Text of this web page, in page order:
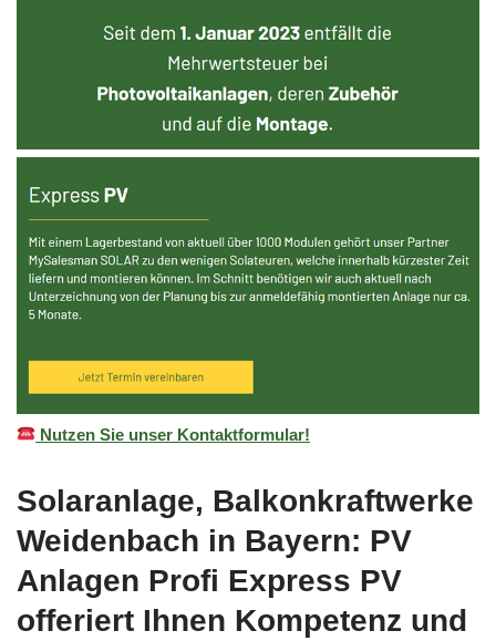
Nutzen Sie unser Kontaktformular!
Solaranlage, Balkonkraftwerke
Weidenbach in Bayern: PV
Anlagen Profi Express PV
offeriert Ihnen Kompetenz und